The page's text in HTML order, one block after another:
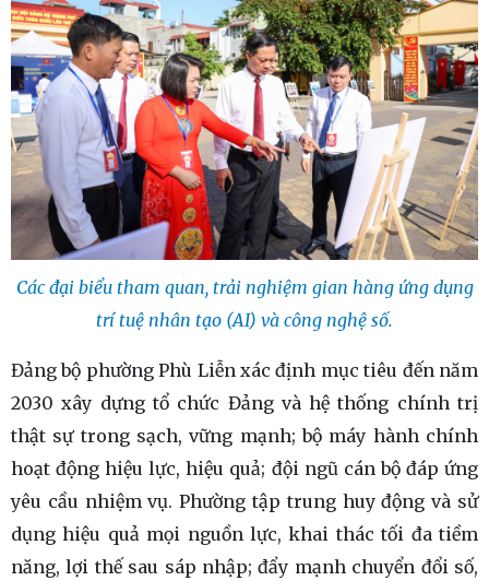
Các đại biểu tham quan, trải nghiệm gian hàng ứng dụng
trí tuệ nhân tạo (AI) và công nghệ số.
Đảng bộ phường Phù Liễn xác định mục tiêu đến năm
2030 xây dựng tổ chức Đảng và hệ thống chính trị
thật sự trong sạch, vững mạnh; bộ máy hành chính
hoạt động hiệu lực, hiệu quả; đội ngũ cán bộ đáp ứng
yêu cầu nhiệm vụ. Phường tập trung huy động và sử
dụng hiệu quả mọi nguồn lực, khai thác tối đa tiềm
năng, lợi thế sau sáp nhập; đẩy mạnh chuyển đổi số,